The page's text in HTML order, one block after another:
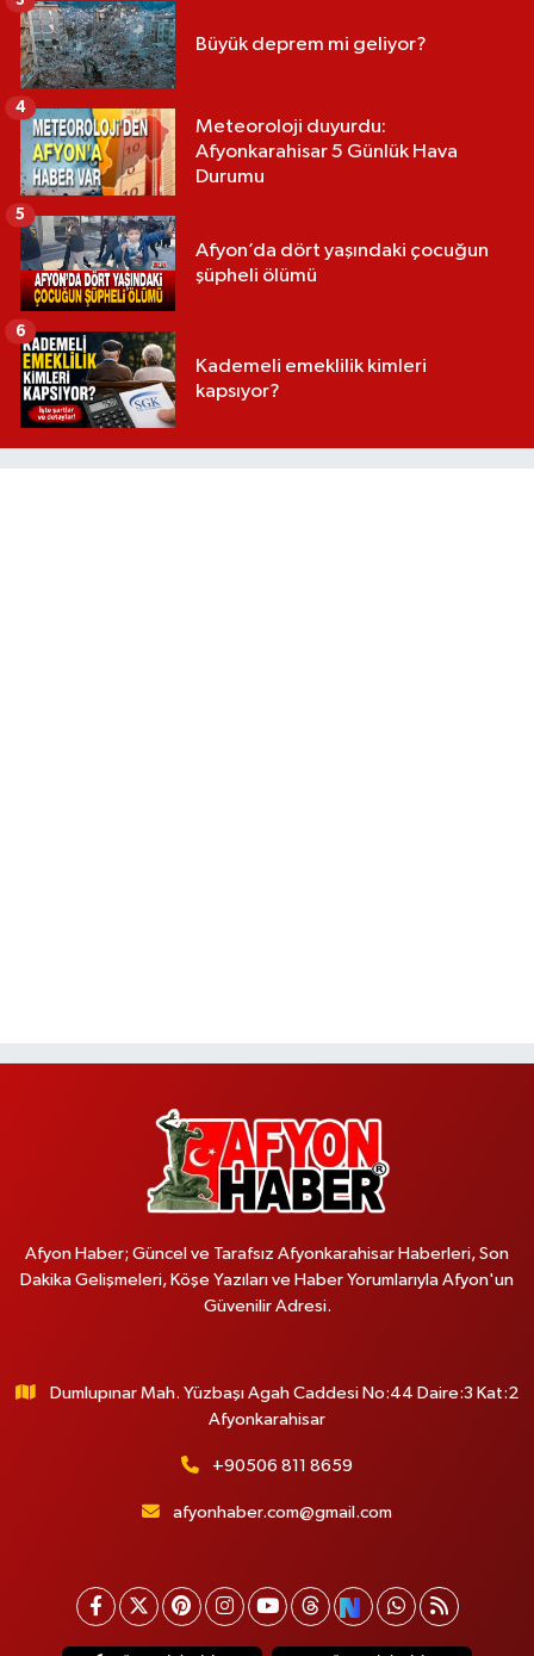
Büyük deprem mi geliyor?
Meteoroloji duyurdu:
Afyonkarahisar 5 Günlük Hava
Durumu
4
Afyon’da dört yaşındaki çocuğun
şüpheli ölümü
5
Kademeli emeklilik kimleri
kapsıyor?
6
Afyon Haber; Güncel ve Tarafsız Afyonkarahisar Haberleri, Son
Dakika Gelişmeleri, Köşe Yazıları ve Haber Yorumlarıyla Afyon'un
Güvenilir Adresi.
Dumlupınar Mah. Yüzbaşı Agah Caddesi No:44 Daire:3 Kat:2
Afyonkarahisar
+90506 811 8659
afyonhaber.com@gmail.com